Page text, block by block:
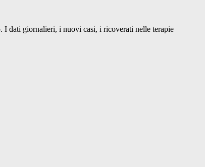
I dati giornalieri, i nuovi casi, i ricoverati nelle terapie